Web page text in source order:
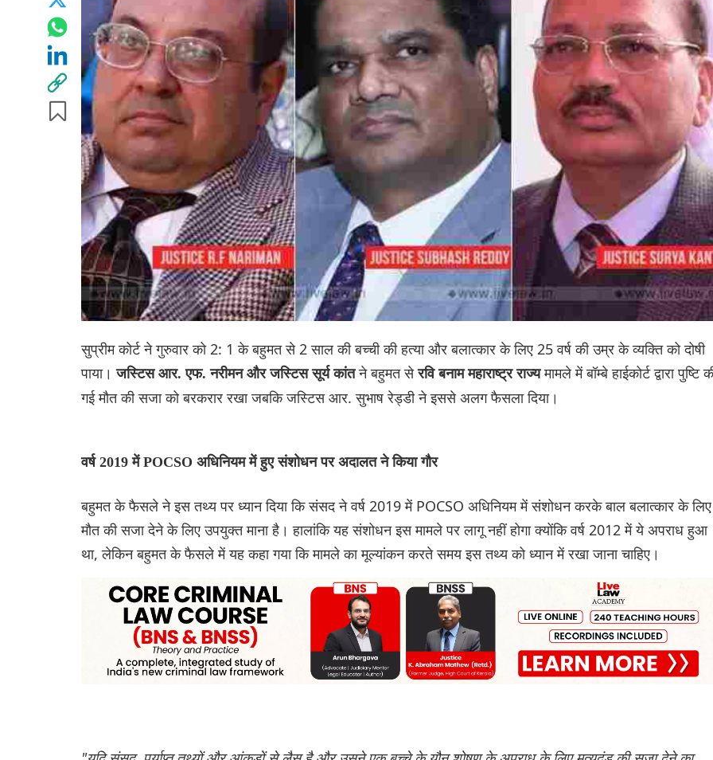
सुप्रीम कोर्ट ने गुरुवार को 2: 1 के बहुमत से 2 साल की बच्ची की हत्या और बलात्कार के लिए 25 वर्ष की उम्र के व्यक्ति को दोषी
पाया।जस्टिस आर. एफ. नरीमन और जस्टिस सूर्य कांतने बहुमत सेरवि बनाम महाराष्ट्र राज्यमामले में बॉम्बे हाईकोर्ट द्वारा पुष्टि
गई मौत की सजा को बरकरार रखा जबकि जस्टिस आर. सुभाष रेड्डी ने इससे अलग फैसला दिया।
वर्ष 2019 में POCSO अधिनियम में हुए संशोधन पर अदालत ने किया गौर
बहुमत के फैसले ने इस तथ्य पर ध्यान दिया कि संसद ने वर्ष 2019 में POCSO अधिनियम में संशोधन करके बाल बलात्कार के लिए
मौत की सजा देने के लिए उपयुक्त माना है। हालांकि यह संशोधन इस मामले पर लागू नहीं होगा क्योंकि वर्ष 2012 में ये अपराध हुआ
था, लेकिन बहुमत के फैसले में यह कहा गया कि मामले का मूल्यांकन करते समय इस तथ्य को ध्यान में रखा जाना चाहिए।